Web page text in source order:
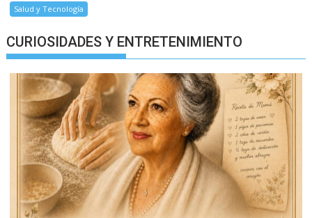
Salud y Tecnología
CURIOSIDADES Y ENTRETENIMIENTO